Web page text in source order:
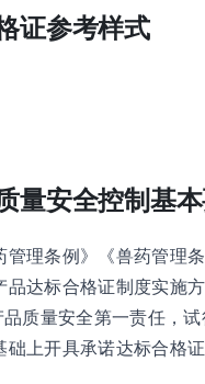
证参考样式
量安全控制基
理条例》《兽药管理
达标合格证制度实施
质量安全第一责任，
上开具承诺达标合格